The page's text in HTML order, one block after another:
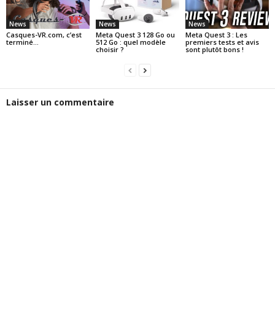
News
Casques-VR.com, c’est
terminé…
News
Meta Quest 3 128 Go ou
512 Go : quel modèle
choisir ?
News
Meta Quest 3 : Les
premiers tests et avis
sont plutôt bons !
Laisser un commentaire